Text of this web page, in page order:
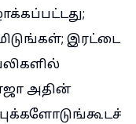
இரட்டை
அதின்